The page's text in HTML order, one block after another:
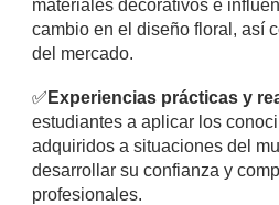
materiales decorativos e
cambio en el diseño floral, así
del mercado.
✅ Experiencias prácticas y
estudiantes a aplicar los
adquiridos a situaciones del
desarrollar su confianza y
profesionales.